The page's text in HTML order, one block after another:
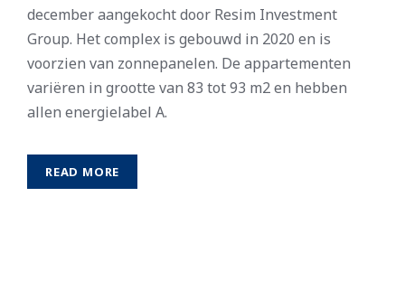
december aangekocht door Resim Investment
Group. Het complex is gebouwd in 2020 en is
voorzien van zonnepanelen. De appartementen
variëren in grootte van 83 tot 93 m2 en hebben
allen energielabel A.
READ MORE